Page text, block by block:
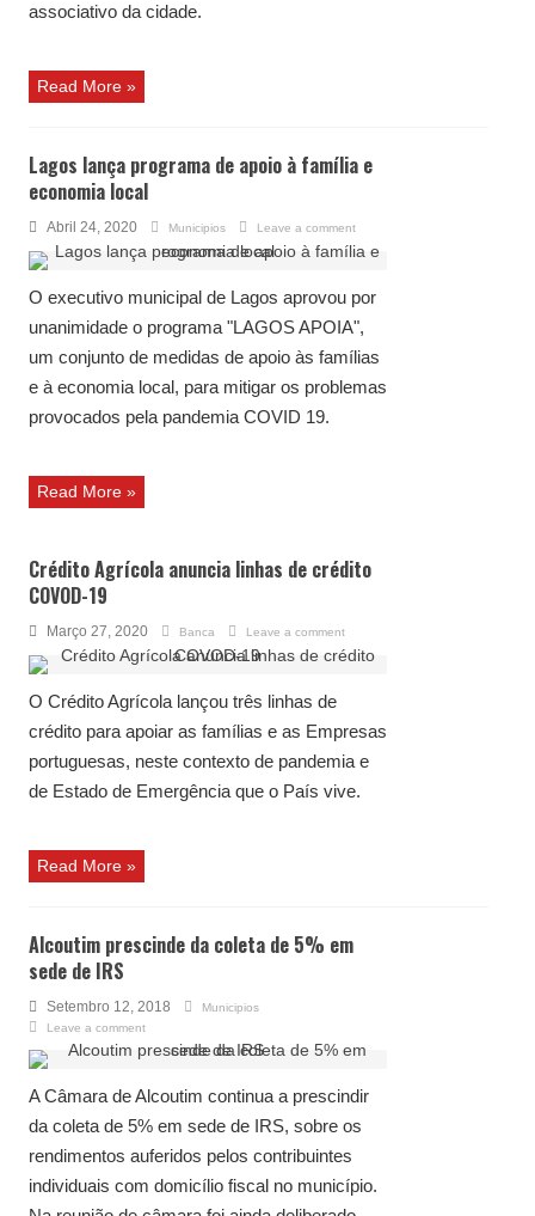
associativo da cidade.
Read More »
Lagos lança programa de apoio à família e
economia local
Abril 24, 2020 Municipios Leave a comment
O executivo municipal de Lagos aprovou por
unanimidade o programa "LAGOS APOIA",
um conjunto de medidas de apoio às famílias
e à economia local, para mitigar os problemas
provocados pela pandemia COVID 19.
Read More »
Crédito Agrícola anuncia linhas de crédito
COVOD-19
Março 27, 2020 Banca Leave a comment
O Crédito Agrícola lançou três linhas de
crédito para apoiar as famílias e as Empresas
portuguesas, neste contexto de pandemia e
de Estado de Emergência que o País vive.
Read More »
Alcoutim prescinde da coleta de 5% em
sede de IRS
Setembro 12, 2018
Municipios
Leave a comment
A Câmara de Alcoutim continua a prescindir
da coleta de 5% em sede de IRS, sobre os
rendimentos auferidos pelos contribuintes
individuais com domicílio fiscal no município.